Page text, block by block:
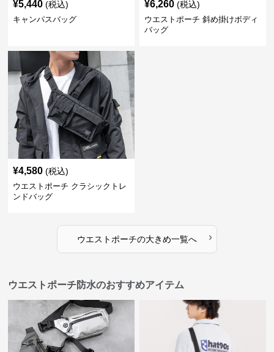
¥5,440 (税込)
キャンパスバッグ
¥6,260 (税込)
ウエストポーチ 斜め掛けボディ
バッグ
¥4,580 (税込)
ウエストポーチ クラシックトレ
ンドバッグ
ウエストポーチの大きめ一覧へ ›
ウエストポーチ防水のおすすめアイテム